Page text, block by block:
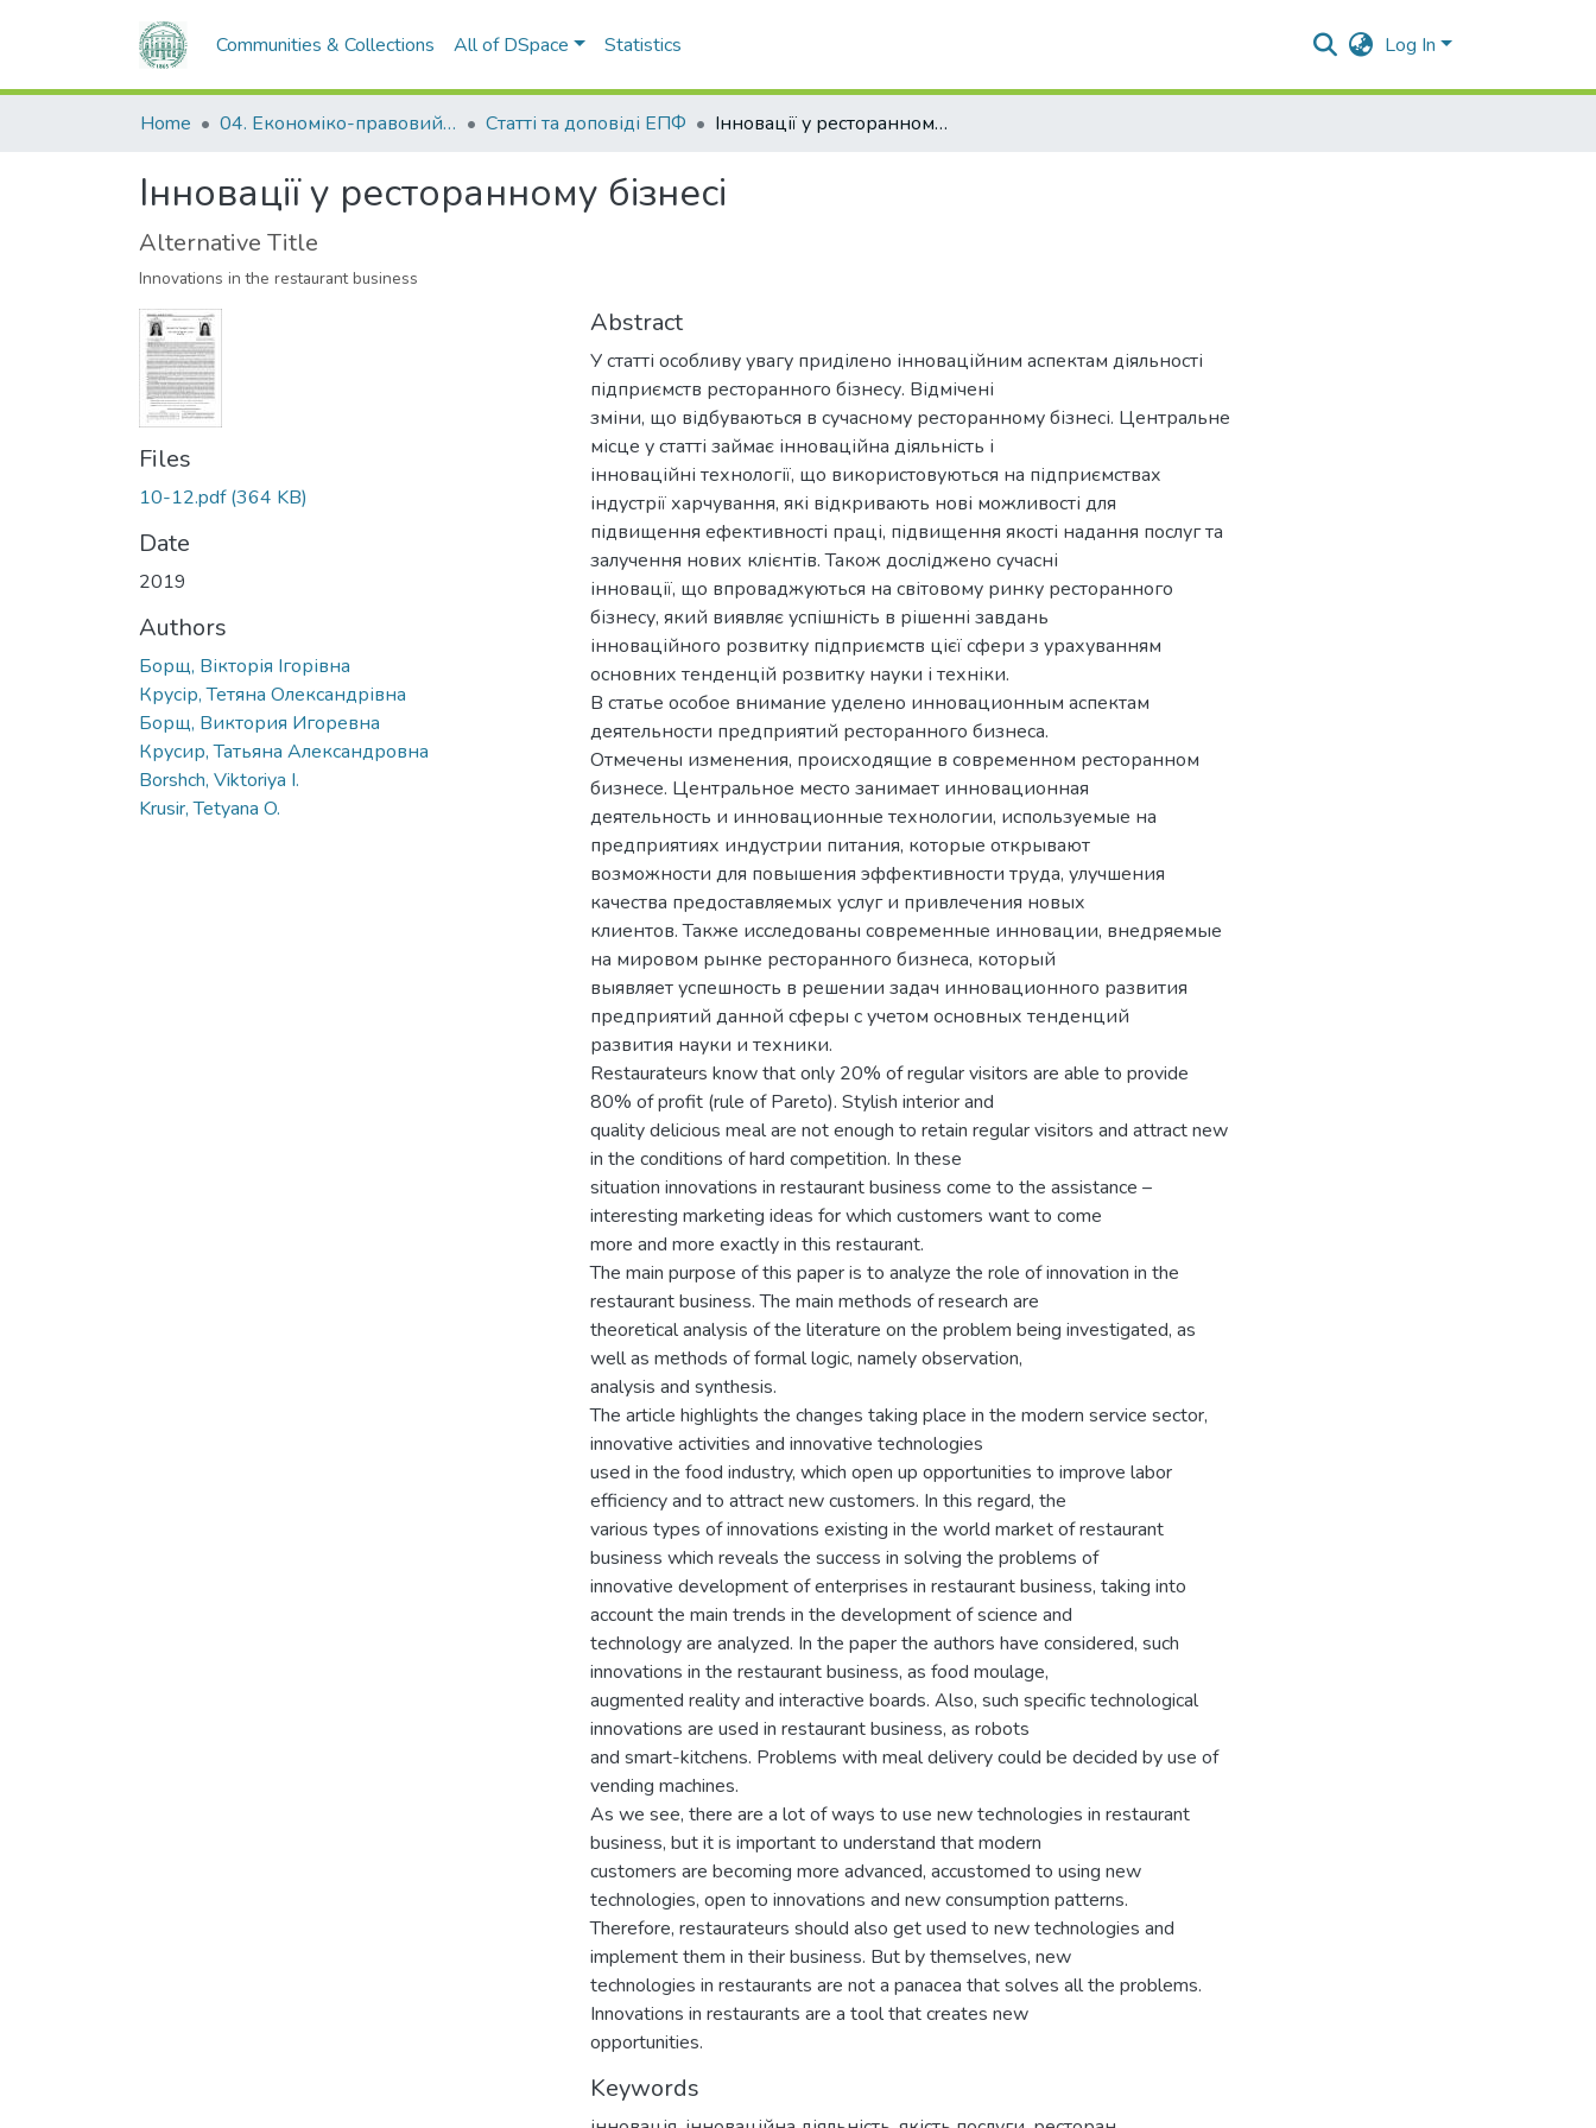
Communities & Collections All of DSpace Statistics Log In
Home 04. Економіко-правовий факультет Статті та доповіді ЕПФ Інновації у ресторанному бізнесі
Інновації у ресторанному бізнесі
Alternative Title
Innovations in the restaurant business
Files
10-12.pdf(364 KB)
Date
2019
Authors
Борщ, Вікторія Ігорівна
Крусір, Тетяна Олександрівна
Борщ, Виктория Игоревна
Крусир, Татьяна Александровна
Borshch, Viktoriya I.
Krusir, Tetyana O.
Abstract
У статті особливу увагу приділено інноваційним аспектам діяльності
підприємств ресторанного бізнесу. Відмічені
зміни, що відбуваються в сучасному ресторанному бізнесі. Центральне
місце у статті займає інноваційна діяльність і
інноваційні технології, що використовуються на підприємствах
індустрії харчування, які відкривають нові можливості для
підвищення ефективності праці, підвищення якості надання послуг та
залучення нових клієнтів. Також досліджено сучасні
інновації, що впроваджуються на світовому ринку ресторанного
бізнесу, який виявляє успішність в рішенні завдань
інноваційного розвитку підприємств цієї сфери з урахуванням
основних тенденцій розвитку науки і техніки.
В статье особое внимание уделено инновационным аспектам
деятельности предприятий ресторанного бизнеса.
Отмечены изменения, происходящие в современном ресторанном
бизнесе. Центральное место занимает инновационная
деятельность и инновационные технологии, используемые на
предприятиях индустрии питания, которые открывают
возможности для повышения эффективности труда, улучшения
качества предоставляемых услуг и привлечения новых
клиентов. Также исследованы современные инновации, внедряемые
на мировом рынке ресторанного бизнеса, который
выявляет успешность в решении задач инновационного развития
предприятий данной сферы с учетом основных тенденций
развития науки и техники.
Restaurateurs know that only 20% of regular visitors are able to provide
80% of profit (rule of Pareto). Stylish interior and
quality delicious meal are not enough to retain regular visitors and attract new
in the conditions of hard competition. In these
situation innovations in restaurant business come to the assistance –
interesting marketing ideas for which customers want to come
more and more exactly in this restaurant.
The main purpose of this paper is to analyze the role of innovation in the
restaurant business. The main methods of research are
theoretical analysis of the literature on the problem being investigated, as
well as methods of formal logic, namely observation,
analysis and synthesis.
The article highlights the changes taking place in the modern service sector,
innovative activities and innovative technologies
used in the food industry, which open up opportunities to improve labor
efficiency and to attract new customers. In this regard, the
various types of innovations existing in the world market of restaurant
business which reveals the success in solving the problems of
innovative development of enterprises in restaurant business, taking into
account the main trends in the development of science and
technology are analyzed. In the paper the authors have considered, such
innovations in the restaurant business, as food moulage,
augmented reality and interactive boards. Also, such specific technological
innovations are used in restaurant business, as robots
and smart-kitchens. Problems with meal delivery could be decided by use of
vending machines.
As we see, there are a lot of ways to use new technologies in restaurant
business, but it is important to understand that modern
customers are becoming more advanced, accustomed to using new
technologies, open to innovations and new consumption patterns.
Therefore, restaurateurs should also get used to new technologies and
implement them in their business. But by themselves, new
technologies in restaurants are not a panacea that solves all the problems.
Innovations in restaurants are a tool that creates new
opportunities.
Keywords